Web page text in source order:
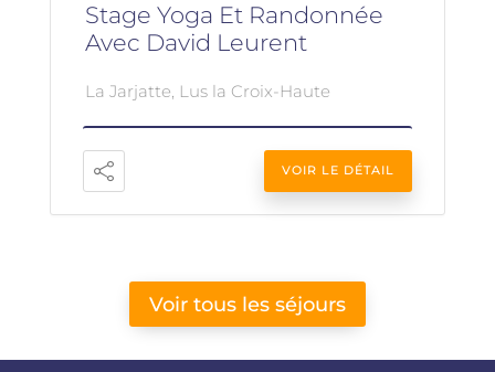
Stage Yoga Et Randonnée
Avec David Leurent
La Jarjatte, Lus la Croix-Haute
VOIR LE DÉTAIL
Voir tous les séjours